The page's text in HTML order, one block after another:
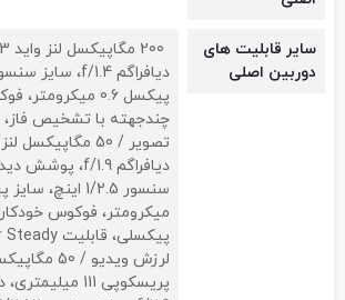
سایر قابلیت های
دوربین اصلی
پیکسل 0.6
چندجهته با تشخیص فاز،
تصویر / 50
میکرومتر، فوکوس
لرزش ویدیو /
پریسکوپی 111